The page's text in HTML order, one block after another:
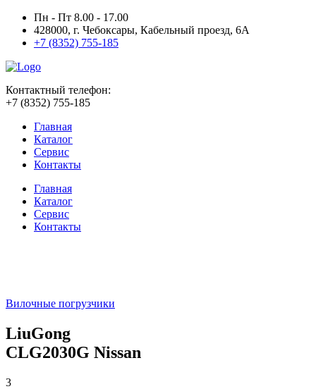
Пн - Пт 8.00 - 17.00
428000, г. Чебоксары, Кабельный проезд, 6А
+7 (8352) 755-185
Контактный телефон:
+7 (8352) 755-185
Главная
Каталог
Сервис
Контакты
Главная
Каталог
Сервис
Контакты
Вилочные погрузчики
LiuGong
CLG2030G Nissan
3